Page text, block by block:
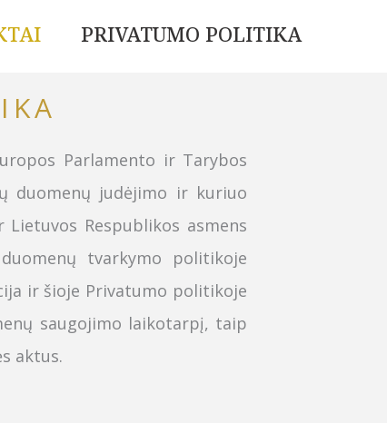
PRIVATUMO POLITIKA
Parlamento ir Tarybos
duomenų judėjimo ir kuriuo
Respublikos asmens
tvarkymo politikoje
ir šioje Privatumo politikoje
saugojimo laikotarpį, taip
aktus.